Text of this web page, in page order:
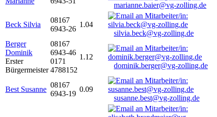
marianne.baier@vg-zolling.de
Beck Silvia
08167
6943-26
1.04
silvia.beck@vg-zolling.de
Berger
Dominik
Erster
Bürgermeister
08167
6943-46
0171
4788152
1.12
dominik.berger@vg-zolling.de
Best Susanne
08167
6943-19
0.09
susanne.best@vg-zolling.de